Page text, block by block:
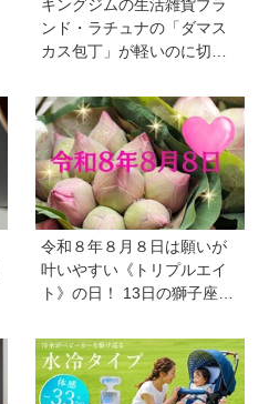
キングジムの生活雑貨ブラ
ンド・ラチュナの「ダマス
カス包丁」が軽いのに切れ
スから卒業【プレゼントあ
り】
令和８年８月８日は願いが
叶いやすい《トリプルエイ
ト》の日！ 13日の獅子座の
注目